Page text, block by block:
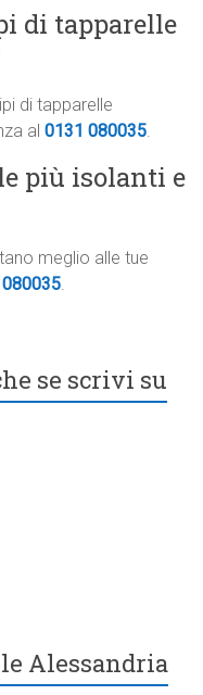
di tapparelle
di tapparelle
al0131 080035.
più isolanti e
meglio alle tue
.
se scrivi su
Alessandria